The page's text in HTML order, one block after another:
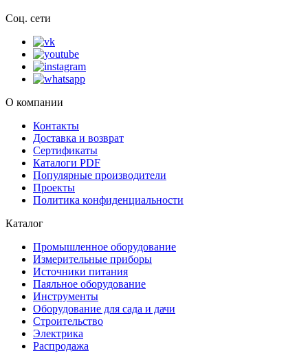
Соц. сети
О компании
Контакты
Доставка и возврат
Сертификаты
Каталоги PDF
Популярные производители
Проекты
Политика конфиденциальности
Каталог
Промышленное оборудование
Измерительные приборы
Источники питания
Паяльное оборудование
Инструменты
Оборудование для сада и дачи
Строительство
Электрика
Распродажа